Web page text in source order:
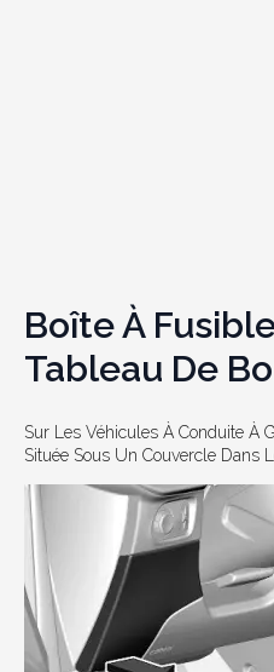
Boîte À
Tableau De
Sur Les Véhicules À Conduite À
Située Sous Un Couvercle Dans